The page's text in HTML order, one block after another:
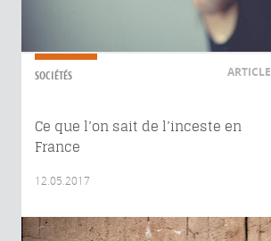
SOCIÉTÉS ARTICLE
Ce que l’on sait de l’inceste en
France
12.05.2017